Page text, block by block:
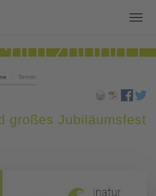
Termin
großes Jubiläumsfest